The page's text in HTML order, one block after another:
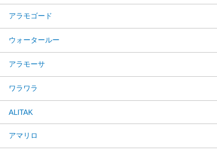
アラモゴード
ウォータールー
アラモーサ
ワラワラ
ALITAK
アマリロ